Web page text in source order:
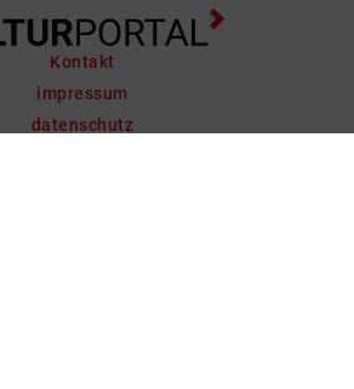
Kontakt
impressum
datenschutz